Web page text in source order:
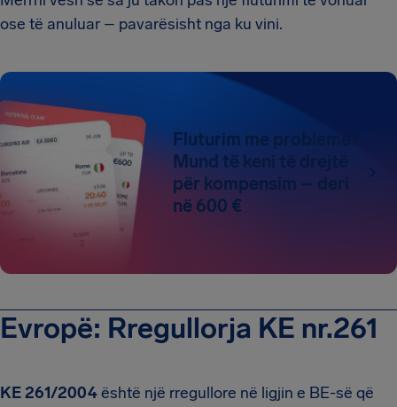
ose të anuluar – pavarësisht nga ku vini.
Fluturim me probleme?
Mund të keni të drejtë
për kompensim – deri
në 600 €
Evropë: Rregullorja KE nr.261
KE 261/2004është një rregullore në ligjin e BE-së që